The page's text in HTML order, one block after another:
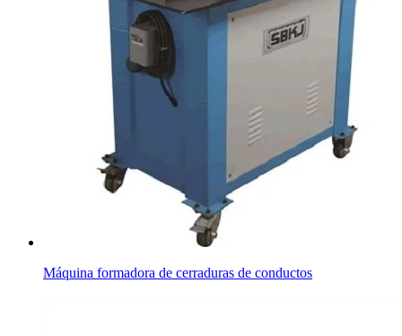
Máquina formadora de cerraduras de conductos